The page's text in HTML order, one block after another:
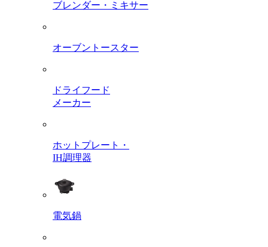
ブレンダー・ミキサー
オーブントースター
ドライフード
メーカー
ホットプレート・
IH調理器
電気鍋